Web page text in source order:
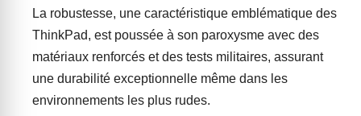
La robustesse, une caractéristique emblématique des
ThinkPad, est poussée à son paroxysme avec des
matériaux renforcés et des tests militaires, assurant
une durabilité exceptionnelle même dans les
environnements les plus rudes.